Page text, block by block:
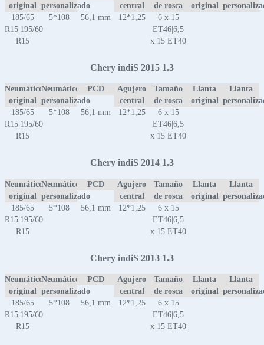
original
personalizado
central
de rosca
original
185/65
R15|195/60
R15
5*108 56,1 mm 12*1,25
6 x 15
ET46|6,5
x 15 ET40
Chery indiS 2015 1.3
Neumático
original
Neumático
personalizado
PCD
Agujero
central
Tamaño
de rosca
Llanta
original
Llanta
185/65
R15|195/60
R15
5*108 56,1 mm 12*1,25
6 x 15
ET46|6,5
x 15 ET40
Chery indiS 2014 1.3
Neumático
original
Neumático
personalizado
PCD
Agujero
central
Tamaño
de rosca
Llanta
original
Llanta
185/65
R15|195/60
R15
5*108 56,1 mm 12*1,25
6 x 15
ET46|6,5
x 15 ET40
Chery indiS 2013 1.3
Neumático
original
Neumático
personalizado
PCD
Agujero
central
Tamaño
de rosca
Llanta
original
Llanta
185/65
R15|195/60
R15
5*108 56,1 mm 12*1,25
6 x 15
ET46|6,5
x 15 ET40